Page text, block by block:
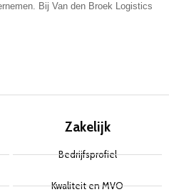
Bij Van den Broek Logistics
Zakelijk
Bedrijfsprofiel
Kwaliteit en MVO